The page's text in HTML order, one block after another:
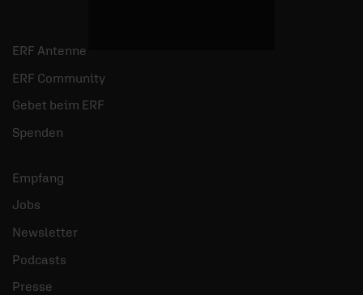
ERF Antenne
ERF Community
Gebet beim ERF
Spenden
Empfang
Jobs
Newsletter
Podcasts
Presse